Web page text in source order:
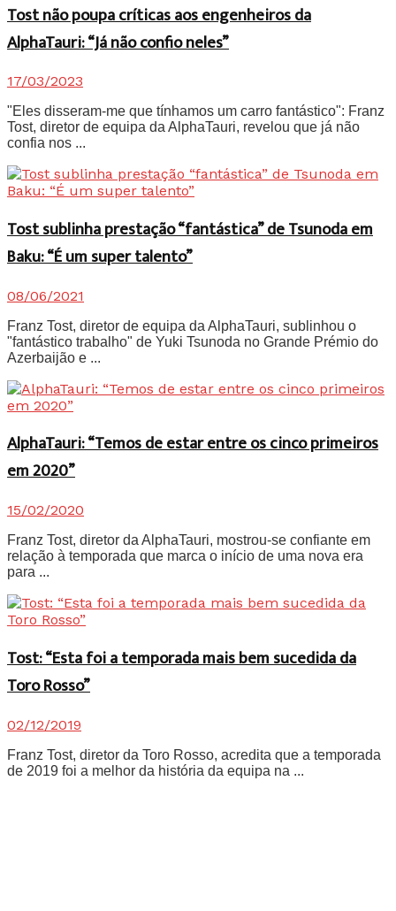
Tost não poupa críticas aos engenheiros da
AlphaTauri: “Já não confio neles”
17/03/2023
"Eles disseram-me que tínhamos um carro fantástico": Franz
Tost, diretor de equipa da AlphaTauri, revelou que já não
confia nos ...
Tost sublinha prestação “fantástica” de Tsunoda em
Baku: “É um super talento”
08/06/2021
Franz Tost, diretor de equipa da AlphaTauri, sublinhou o
"fantástico trabalho" de Yuki Tsunoda no Grande Prémio do
Azerbaijão e ...
AlphaTauri: “Temos de estar entre os cinco primeiros
em 2020”
15/02/2020
Franz Tost, diretor da AlphaTauri, mostrou-se confiante em
relação à temporada que marca o início de uma nova era
para ...
Tost: “Esta foi a temporada mais bem sucedida da
Toro Rosso”
02/12/2019
Franz Tost, diretor da Toro Rosso, acredita que a temporada
de 2019 foi a melhor da história da equipa na ...